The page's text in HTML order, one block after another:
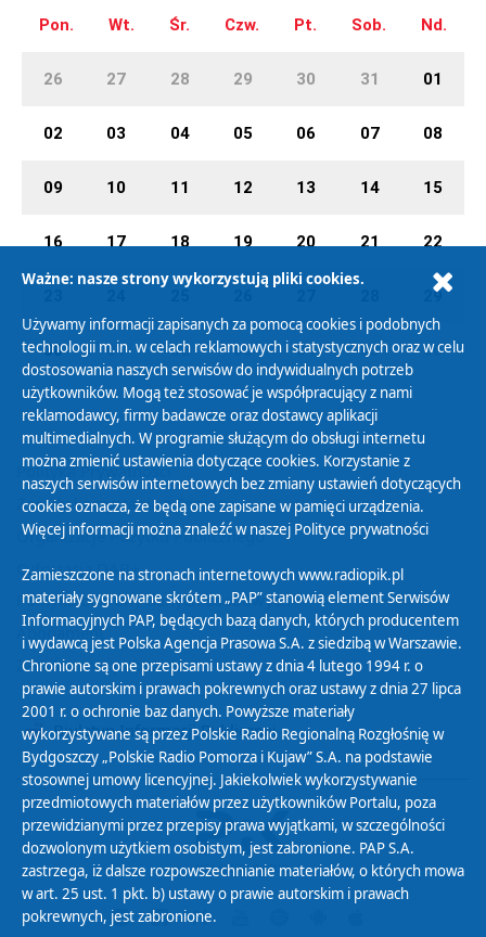
Pon. Wt. Śr. Czw. Pt. Sob. Nd.
26 27 28 29 30 31 01
02 03 04 05 06 07 08
09 10 11 12 13 14 15
16 17 18 19 20 21 22
29
30 01 02 03 04 05 06
Polityka Prywatności
Zasady korzystania z Serwisu
Organizacje Pożytku Publicznego
Cyfryzacja DAB+
Polityka ochrony danych osobowych
Abonament
Zamówienia publiczne
Biuletyn Informacji Publicznej
Ważne: nasze strony wykorzystują pliki cookies.
Używamy informacji zapisanych za pomocą cookies i podobnych
technologii m.in. w celach reklamowych i statystycznych oraz w celu
dostosowania naszych serwisów do indywidualnych potrzeb
użytkowników. Mogą też stosować je współpracujący z nami
reklamodawcy, firmy badawcze oraz dostawcy aplikacji
multimedialnych. W programie służącym do obsługi internetu
można zmienić ustawienia dotyczące cookies. Korzystanie z
naszych serwisów internetowych bez zmiany ustawień dotyczących
cookies oznacza, że będą one zapisane w pamięci urządzenia.
Więcej informacji można znaleźć w naszej Polityce prywatności
Zamieszczone na stronach internetowych www.radiopik.pl
materiały sygnowane skrótem „PAP” stanowią element Serwisów
Informacyjnych PAP, będących bazą danych, których producentem
i wydawcą jest Polska Agencja Prasowa S.A. z siedzibą w Warszawie.
Chronione są one przepisami ustawy z dnia 4 lutego 1994 r. o
prawie autorskim i prawach pokrewnych oraz ustawy z dnia 27 lipca
2001 r. o ochronie baz danych. Powyższe materiały
wykorzystywane są przez Polskie Radio Regionalną Rozgłośnię w
Bydgoszczy „Polskie Radio Pomorza i Kujaw” S.A. na podstawie
stosownej umowy licencyjnej. Jakiekolwiek wykorzystywanie
przedmiotowych materiałów przez użytkowników Portalu, poza
przewidzianymi przez przepisy prawa wyjątkami, w szczególności
dozwolonym użytkiem osobistym, jest zabronione. PAP S.A.
zastrzega, iż dalsze rozpowszechnianie materiałów, o których mowa
w art. 25 ust. 1 pkt. b) ustawy o prawie autorskim i prawach
pokrewnych, jest zabronione.